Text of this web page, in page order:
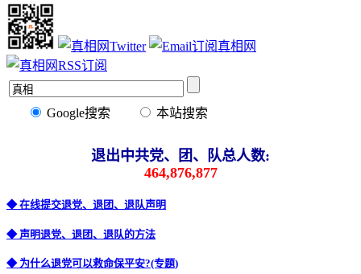
Google搜索 本站搜索
退出中共党、团、队总人数:
464,876,877
◆ 在线提交退党、退团、退队声明
◆ 声明退党、退团、退队的方法
◆ 为什么退党可以救命保平安?(专题)